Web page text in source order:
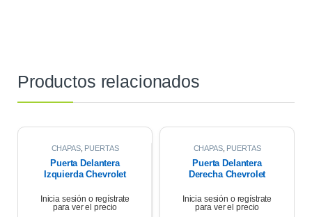
Productos relacionados
CHAPAS, PUERTAS
Puerta Delantera
Izquierda Chevrolet
Inicia sesión o regístrate
para ver el precio
CHAPAS, PUERTAS
Puerta Delantera
Derecha Chevrolet
Inicia sesión o regístrate
para ver el precio